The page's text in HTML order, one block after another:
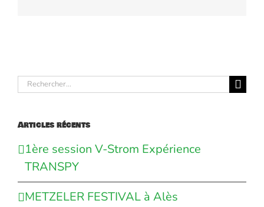
Rechercher:
Articles récents
1ère session V-Strom Expérience
TRANSPY
METZELER FESTIVAL à Alès